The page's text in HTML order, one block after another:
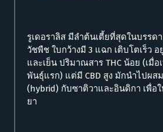
รูเดอราลิส มีลำต้นเตี้ยที่สุดในบรรด
วัชพืช ใบกว้างมี 3 แฉก เติบโตเร็ว
และเย็น ปริมาณสาร THC น้อย (เมื่อ
พันธุ์แรก) แต่มี CBD สูง มักนำไปผส
(hybrid) กับซาติวาและอินดิกา เพื่
ยา